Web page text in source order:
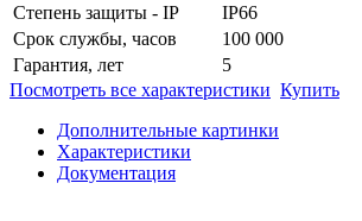
Степень защиты - IP
IP66
Срок службы, часов
100 000
Гарантия, лет
5
Посмотреть все характеристики Купить
Дополнительные картинки
Характеристики
Документация